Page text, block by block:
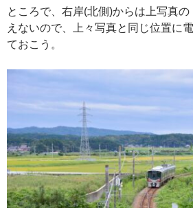
ところで、右岸(北側)からは上写真
えないので、上々写真と同じ位置に
ておこう。